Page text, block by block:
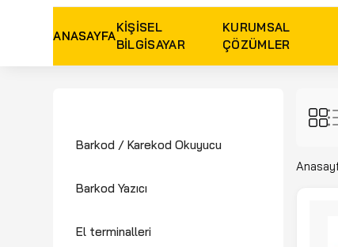
ANASAYFA
KIŞISEL
BILGISAYAR
KURUMSAL
ÇÖZÜMLER
Barkod / Karekod Okuyucu
Barkod Yazıcı
El terminalleri